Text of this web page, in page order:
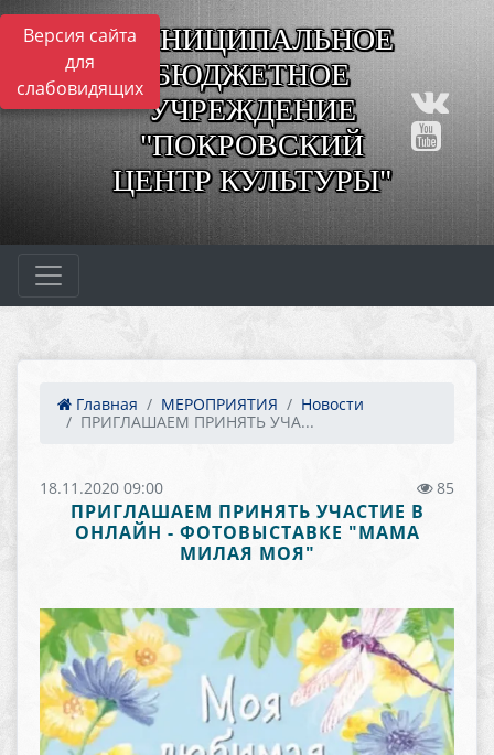
Версия сайта
для
слабовидящих
МУНИЦИПАЛЬНОЕ
БЮДЖЕТНОЕ
УЧРЕЖДЕНИЕ
"ПОКРОВСКИЙ
ЦЕНТР КУЛЬТУРЫ"
Главная МЕРОПРИЯТИЯ
Новости
ПРИГЛАШАЕМ ПРИНЯТЬ УЧА...
18.11.2020 09:00 85
ПРИГЛАШАЕМ ПРИНЯТЬ УЧАСТИЕ В
ОНЛАЙН - ФОТОВЫСТАВКЕ "МАМА
МИЛАЯ МОЯ"